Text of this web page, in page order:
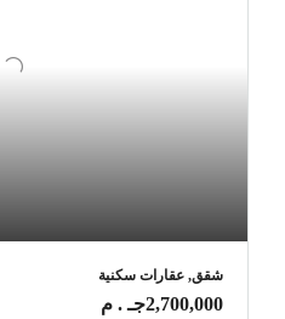
شقق, عقارات سكنية
2,700,000جـ . م